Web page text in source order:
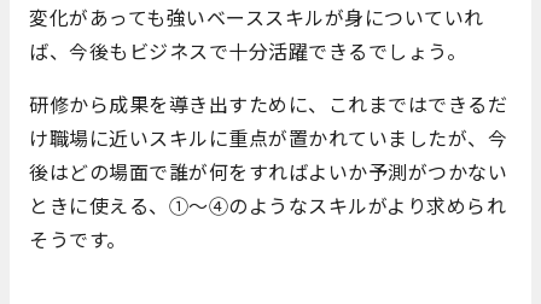
変化があっても強いベーススキルが身についていれ
ば、今後もビジネスで十分活躍できるでしょう。
研修から成果を導き出すために、これまではできるだ
け職場に近いスキルに重点が置かれていましたが、今
後はどの場面で誰が何をすればよいか予測がつかない
ときに使える、①〜④のようなスキルがより求められ
そうです。